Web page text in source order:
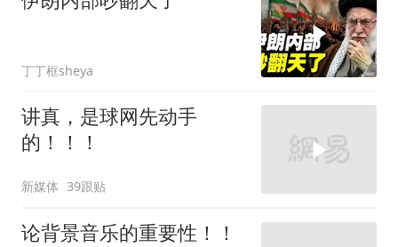
丁丁框sheya
讲真，是球网先动手
的！！！
新媒体 39跟贴
论背景音乐的重要性！！